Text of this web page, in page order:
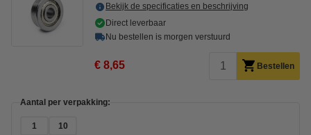
Bekijk de specificaties en beschrijving
Direct leverbaar
Nu bestellen is morgen verstuurd
€ 8,65 Bestellen
Aantal per verpakking:
1 10